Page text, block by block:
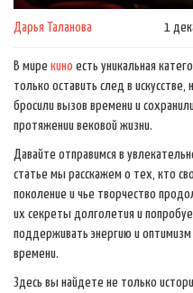
Дарья Таланова 1
В мире кино есть уникальная
только оставить след в
бросили вызов времени и
протяжении вековой жизни.
Давайте отправимся в
статье мы расскажем о тех, кто
поколение и чье творчество
их секреты долголетия и
поддерживать энергию и
времени.
Здесь вы найдете не только